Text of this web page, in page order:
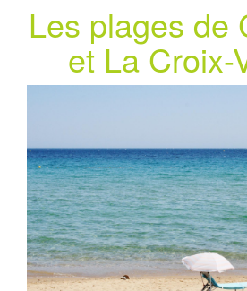
Les plages de
et La Croix-